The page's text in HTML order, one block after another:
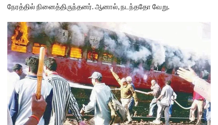
நேரத்தில் நினைத்திருந்தனர். ஆனால், நடந்ததோ வேறு.